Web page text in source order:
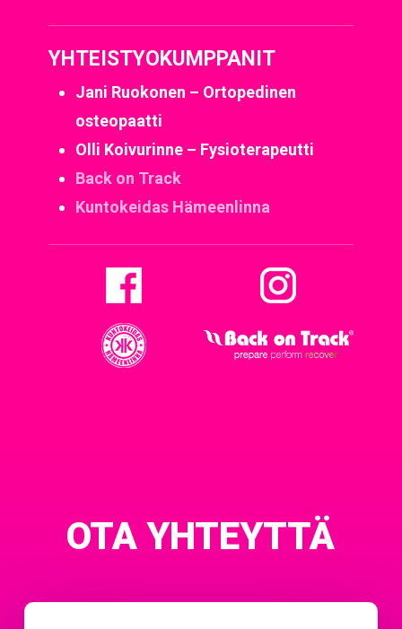
YHTEISTYOKUMPPANIT
Jani Ruokonen – Ortopedinen
osteopaatti
Olli Koivurinne – Fysioterapeutti
Back on Track
Kuntokeidas Hämeenlinna
OTA YHTEYTTÄ